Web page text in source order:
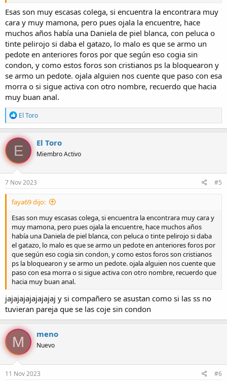
Esas son muy escasas colega, si encuentra la encontrara muy
cara y muy mamona, pero pues ojala la encuentre, hace
muchos años había una Daniela de piel blanca, con peluca o
tinte pelirojo si daba el gatazo, lo malo es que se armo un
pedote en anteriores foros por que según eso cogia sin
condon, y como estos foros son cristianos ps la bloquearon y
se armo un pedote. ojala alguien nos cuente que paso con esa
morra o si sigue activa con otro nombre, recuerdo que hacia
muy buan anal.
R
e
a
c
c
i
o
n
e
s
El Toro
E El Toro
Miembro Activo
7 Nov 2023 #5
faya69 dijo:
Esas son muy escasas colega, si encuentra la encontrara muy cara y
muy mamona, pero pues ojala la encuentre, hace muchos años
había una Daniela de piel blanca, con peluca o tinte pelirojo si daba
el gatazo, lo malo es que se armo un pedote en anteriores foros por
que según eso cogia sin condon, y como estos foros son cristianos
ps la bloquearon y se armo un pedote. ojala alguien nos cuente que
paso con esa morra o si sigue activa con otro nombre, recuerdo que
hacia muy buan anal.
jajajajajajajajaj y si compañero se asustan como si las ss no
tuvieran pareja que se las coje sin condon
M meno
Nuevo
11 Nov 2023 #6